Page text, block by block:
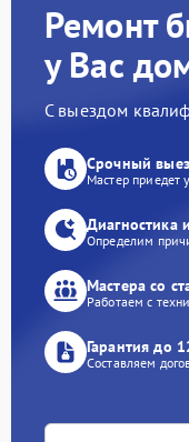
Ремонт
у Вас
С выездом
Срочный
Мастер приедет
Диагностика
Определим
Мастера со
Работаем с
Гарантия до
Составляем